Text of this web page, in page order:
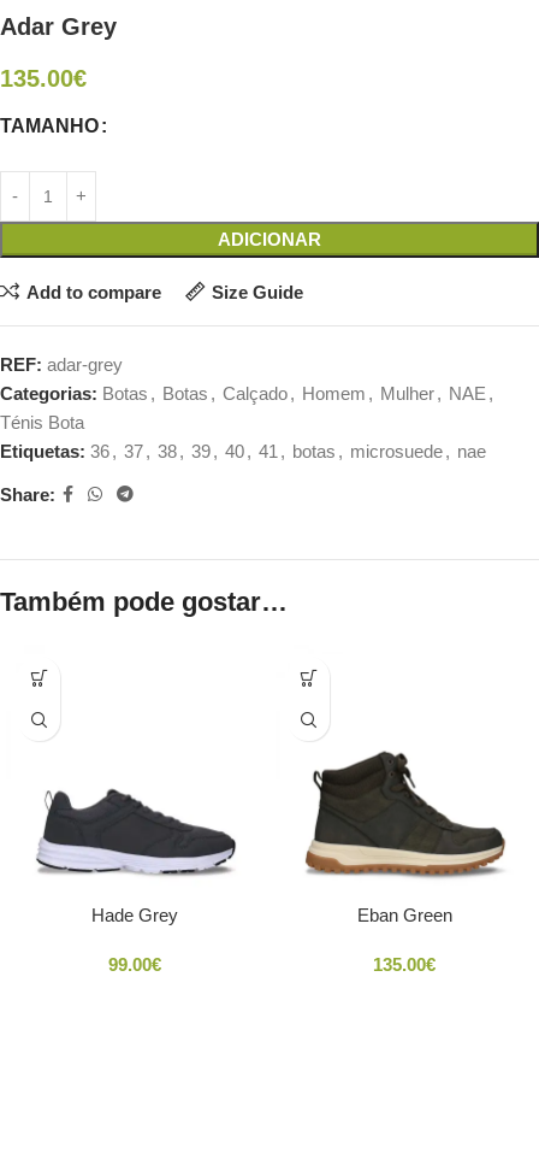
Adar Grey
135.00€
TAMANHO
ADICIONAR
Add to compare Size Guide
REF: adar-grey
Categorias: Botas , Botas , Calçado, Homem , Mulher, NAE ,
Ténis Bota
Etiquetas: 36, 37, 38, 39, 40, 41 , botas , microsuede, nae
Share:
Também pode gostar…
Hade Grey
99.00€
Eban Green
135.00€